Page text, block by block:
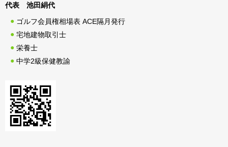
代表 池田絹代
ゴルフ会員権相場表 ACE隔月発行
宅地建物取引士
栄養士
中学2級保健教諭